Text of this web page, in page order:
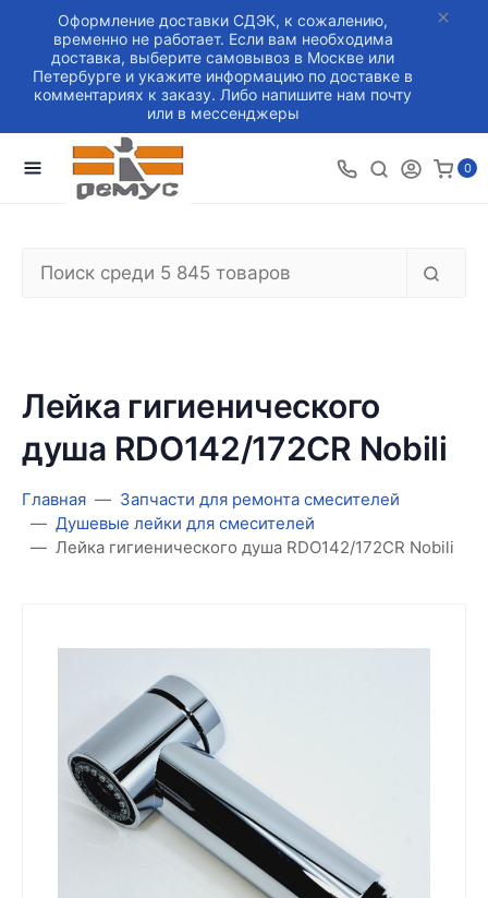
Оформление доставки СДЭК, к сожалению,
временно не работает. Если вам необходима
доставка, выберите самовывоз в Москве или
Петербурге и укажите информацию по доставке в
комментариях к заказу. Либо напишите нам почту
или в мессенджеры
0
Лейка гигиенического
душа RDO142/172CR Nobili
Главная
Запчасти для ремонта смесителей
Душевые лейки для смесителей
Лейка гигиенического душа RDO142/172CR Nobili